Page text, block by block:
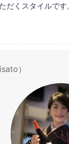
だくスタイルです
）